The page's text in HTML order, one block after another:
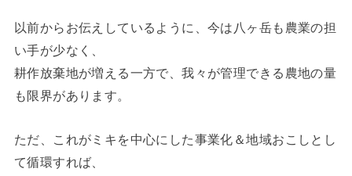
以前からお伝えしているように、今は八ヶ岳も農業の担
い手が少なく、
耕作放棄地が増える一方で、我々が管理できる農地の量
も限界があります。
ただ、これがミキを中心にした事業化＆地域おこしとし
て循環すれば、